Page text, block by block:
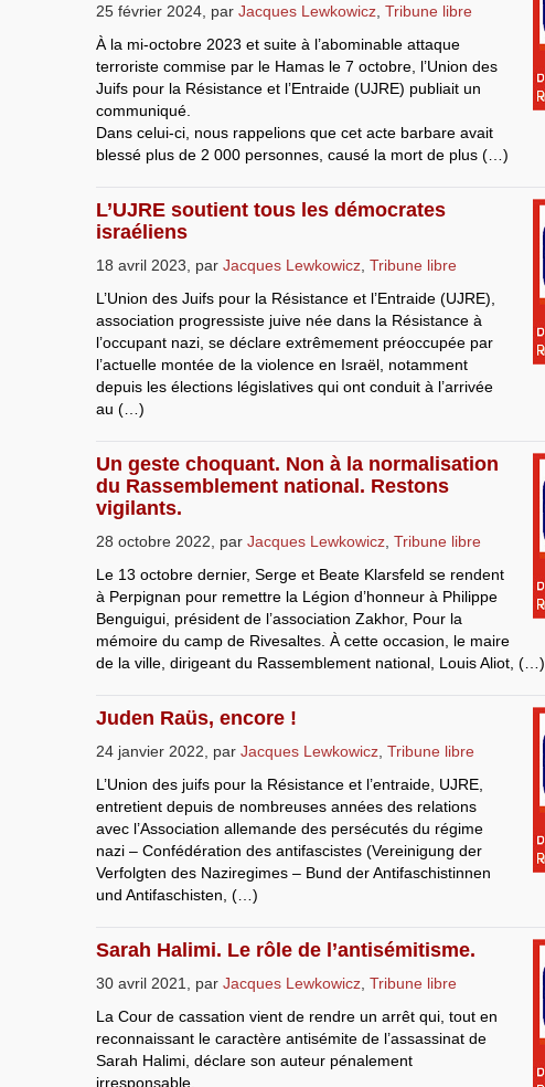
25 février 2024 par Jacques Lewkowicz Tribune libre
À la mi-octobre 2023 et suite à l’abominable attaque
terroriste commise par le Hamas le 7 octobre, l’Union des
Juifs pour la Résistance et l’Entraide (UJRE) publiait un
communiqué.
Dans celui-ci, nous rappelions que cet acte barbare avait
blessé plus de 2 000 personnes, causé la mort de plus (…)
L’UJRE soutient tous les démocrates
israéliens
18 avril 2023 par Jacques Lewkowicz Tribune libre
L’Union des Juifs pour la Résistance et l’Entraide (UJRE),
association progressiste juive née dans la Résistance à
l’occupant nazi, se déclare extrêmement préoccupée par
l’actuelle montée de la violence en Israël, notamment
depuis les élections législatives qui ont conduit à l’arrivée
au (…)
Un geste choquant. Non à la normalisation
du Rassemblement national. Restons
vigilants.
28 octobre 2022 par Jacques Lewkowicz Tribune libre
Le 13 octobre dernier, Serge et Beate Klarsfeld se rendent
à Perpignan pour remettre la Légion d’honneur à Philippe
Benguigui, président de l’association Zakhor, Pour la
mémoire du camp de Rivesaltes. À cette occasion, le maire
de la ville, dirigeant du Rassemblement national, Louis Aliot, (…)
Juden Raüs, encore !
24 janvier 2022 par Jacques Lewkowicz Tribune libre
L’Union des juifs pour la Résistance et l’entraide, UJRE,
entretient depuis de nombreuses années des relations
avec l’Association allemande des persécutés du régime
nazi – Confédération des antifascistes (Vereinigung der
Verfolgten des Naziregimes – Bund der Antifaschistinnen
und Antifaschisten, (…)
Sarah Halimi. Le rôle de l’antisémitisme.
30 avril 2021 par Jacques Lewkowicz Tribune libre
La Cour de cassation vient de rendre un arrêt qui, tout en
reconnaissant le caractère antisémite de l’assassinat de
Sarah Halimi, déclare son auteur pénalement
irresponsable.